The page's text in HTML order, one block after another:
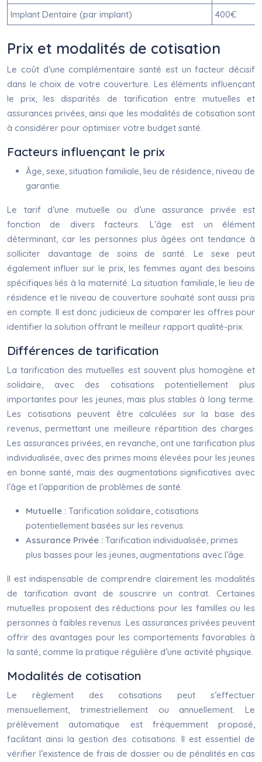
Implant Dentaire (par implant) 400€
Prix et modalités de cotisation
Le coût d’une complémentaire santé est un facteur décisif
dans le choix de votre couverture. Les éléments influençant
le prix, les disparités de tarification entre mutuelles et
assurances privées, ainsi que les modalités de cotisation sont
à considérer pour optimiser votre budget santé.
Facteurs influençant le prix
Âge, sexe, situation familiale, lieu de résidence, niveau de
garantie.
Le tarif d’une mutuelle ou d’une assurance privée est
fonction de divers facteurs. L’âge est un élément
déterminant, car les personnes plus âgées ont tendance à
solliciter davantage de soins de santé. Le sexe peut
également influer sur le prix, les femmes ayant des besoins
spécifiques liés à la maternité. La situation familiale, le lieu de
résidence et le niveau de couverture souhaité sont aussi pris
en compte. Il est donc judicieux de comparer les offres pour
identifier la solution offrant le meilleur rapport qualité-prix.
Différences de tarification
La tarification des mutuelles est souvent plus homogène et
solidaire, avec des cotisations potentiellement plus
importantes pour les jeunes, mais plus stables à long terme.
Les cotisations peuvent être calculées sur la base des
revenus, permettant une meilleure répartition des charges.
Les assurances privées, en revanche, ont une tarification plus
individualisée, avec des primes moins élevées pour les jeunes
en bonne santé, mais des augmentations significatives avec
l’âge et l’apparition de problèmes de santé.
Mutuelle : Tarification solidaire, cotisations
potentiellement basées sur les revenus.
Assurance Privée : Tarification individualisée, primes
plus basses pour les jeunes, augmentations avec l’âge.
Il est indispensable de comprendre clairement les modalités
de tarification avant de souscrire un contrat. Certaines
mutuelles proposent des réductions pour les familles ou les
personnes à faibles revenus. Les assurances privées peuvent
offrir des avantages pour les comportements favorables à
la santé, comme la pratique régulière d’une activité physique.
Modalités de cotisation
Le règlement des cotisations peut s’effectuer
mensuellement, trimestriellement ou annuellement. Le
prélèvement automatique est fréquemment proposé,
facilitant ainsi la gestion des cotisations. Il est essentiel de
vérifier l’existence de frais de dossier ou de pénalités en cas